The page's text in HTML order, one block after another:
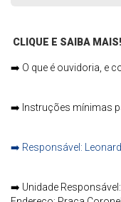
CLIQUE E SAIBA
➡️ O que é ouvidoria, e
➡️ Instruções mínimas
➡️ Responsável:
➡️ Unidade